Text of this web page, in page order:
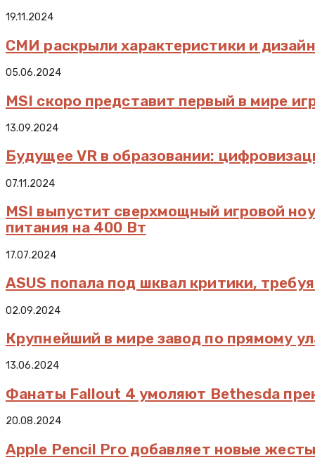
19.11.2024
СМИ раскрыли характеристики и
05.06.2024
MSI скоро представит первый в мире
13.09.2024
Будущее VR в образовании:
07.11.2024
MSI выпустит сверхмощный игровой
питания на 400 Вт
17.07.2024
ASUS попала под шквал критики,
02.09.2024
Крупнейший в мире завод по прямому
13.06.2024
Фанаты Fallout 4 умоляют Bethesda
20.08.2024
Apple Pencil Pro добавляет новые